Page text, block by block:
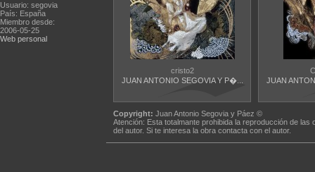
Usuario: segovia
País: España
Miembro desde:
2006-05-25
Web personal
cristo2
JUAN ANTONIO SEGOVIA Y P�...
JUAN
Copyright: Juan Antonio Segovia y Páez ©
Atención: Esta totalmante prohibida la reproducción de
del autor. Si te interesa la obra contacta con el autor.